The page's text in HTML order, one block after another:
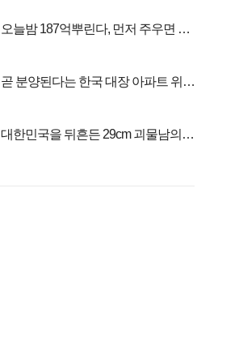
오늘밤 187억뿌린다, 먼저 주우면 최
곧 분양된다는 한국 대장 아파트 위치
대한민국을 뒤흔든 29cm 괴물남의